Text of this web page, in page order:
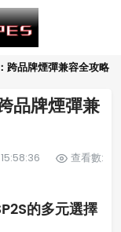
跨品牌煙彈兼容全攻略
品牌煙彈兼
查看數:
的多元選擇